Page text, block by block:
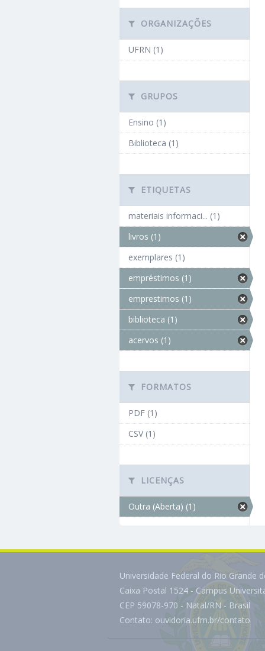
ORGANIZAÇÕES
UFRN (1)
GRUPOS
Ensino (1)
Biblioteca (1)
ETIQUETAS
materiais informaci... (1)
livros (1)
exemplares (1)
empréstimos (1)
emprestimos (1)
biblioteca (1)
acervos (1)
FORMATOS
PDF (1)
CSV (1)
LICENÇAS
Outra (Aberta) (1)
Universidade Federal do Rio Grande
Caixa Postal 1524 - Campus
CEP 59078-970 - Natal/RN - Brasil
Contato: ouvidoria.ufrn.br/contato